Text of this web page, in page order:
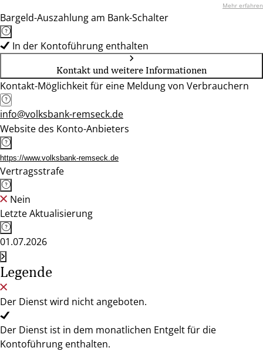
Mehr erfahren
Bargeld-Auszahlung am Bank-Schalter
In der Kontoführung enthalten
Kontakt und weitere Informationen
Kontakt-Möglichkeit für eine Meldung von Verbrauchern
info@volksbank-remseck.de
Website des Konto-Anbieters
https://www.volksbank-remseck.de
Vertragsstrafe
Nein
Letzte Aktualisierung
01.07.2026
Legende
Der Dienst wird nicht angeboten.
Der Dienst ist in dem monatlichen Entgelt für die
Kontoführung enthalten.